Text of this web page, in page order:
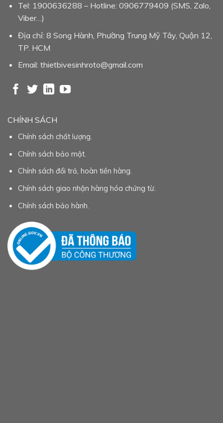
Tel: 1900636288 – Hotline: 0906779409 (SMS, Zalo,
Viber…)
Địa chỉ: 8 Song Hành, Phường Trung Mỹ Tây, Quận 12,
TP. HCM
Email: thietbivesinhroto@gmail.com
CHÍNH SÁCH
Chính sách chất lượng.
Chính sách bảo mật.
Chính sách đổi trả, hoàn tiền hàng.
Chính sách giao nhận hàng hóa chứng từ.
Chính sách bảo hành.